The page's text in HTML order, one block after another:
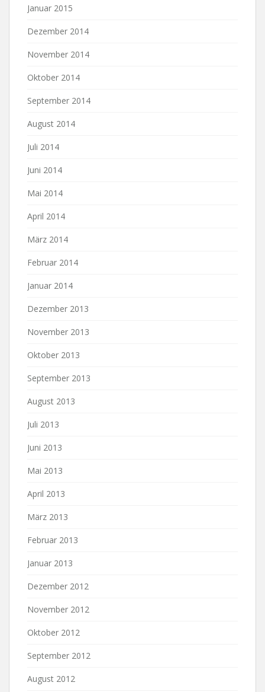
Januar 2015
Dezember 2014
November 2014
Oktober 2014
September 2014
August 2014
Juli 2014
Juni 2014
Mai 2014
April 2014
März 2014
Februar 2014
Januar 2014
Dezember 2013
November 2013
Oktober 2013
September 2013
August 2013
Juli 2013
Juni 2013
Mai 2013
April 2013
März 2013
Februar 2013
Januar 2013
Dezember 2012
November 2012
Oktober 2012
September 2012
August 2012